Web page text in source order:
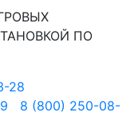
ПО
28
8 (800) 250-08-